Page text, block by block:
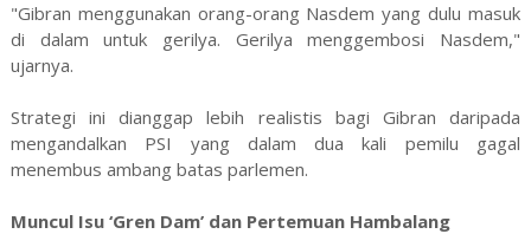
"Gibran menggunakan orang-orang Nasdem yang dulu masuk
di dalam untuk gerilya. Gerilya menggembosi Nasdem,"
ujarnya.
Strategi ini dianggap lebih realistis bagi Gibran daripada
mengandalkan PSI yang dalam dua kali pemilu gagal
menembus ambang batas parlemen.
Muncul Isu ‘Gren Dam’ dan Pertemuan Hambalang